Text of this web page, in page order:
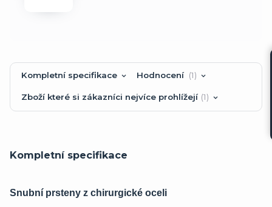
Kompletní specifikace Hodnocení 1
Zboží které si zákazníci nejvíce prohlížejí 1
Kompletní specifikace
Snubní prsteny z chirurgické oceli